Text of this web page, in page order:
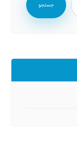
جستجو